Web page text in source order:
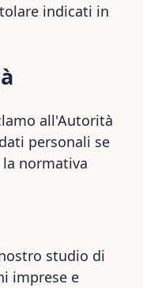
indicati in
all'Autorità
personali se
normativa
studio di
imprese e